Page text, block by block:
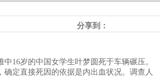
分享到：
岁的中国女学生叶梦圆死于车辆碾压。
定直接死因的依据是内出血状况。调查人